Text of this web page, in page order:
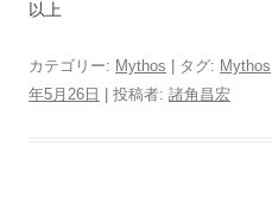
以上
カテゴリー: Mythos | タグ: Mythos
年5月26日 | 投稿者: 諸角昌宏